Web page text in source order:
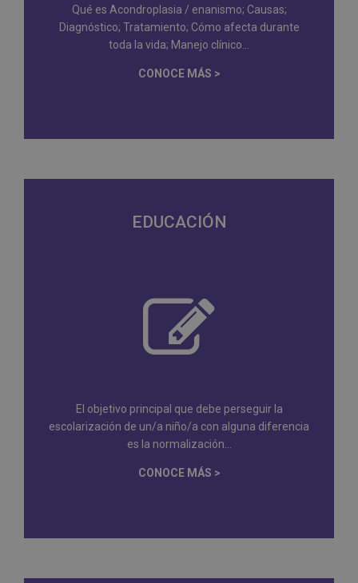
Qué es Acondroplasia / enanismo; Causas;
Diagnóstico; Tratamiento; Cómo afecta durante
toda la vida; Manejo clínico...
CONOCE MÁS >
EDUCACIÓN
El objetivo principal que debe perseguir la
escolarización de un/a niño/a con alguna diferencia
es la normalización...
CONOCE MÁS >